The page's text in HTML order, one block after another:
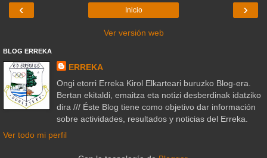
‹ ›
Inicio
Ver versión web
BLOG ERREKA
ERREKA
Ongi etorri Erreka Kirol Elkarteari buruzko Blog-era.
Bertan ekitaldi, emaitza eta notizi desberdinak idatziko
dira /// Éste Blog tiene como objetivo dar información
sobre actividades, resultados y noticias del Erreka.
Ver todo mi perfil